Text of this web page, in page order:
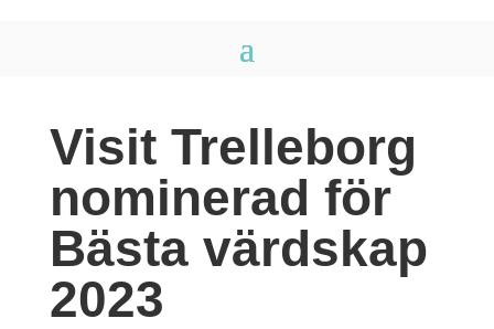
Visit Trelleborg
nominerad för
Bästa värdskap
2023